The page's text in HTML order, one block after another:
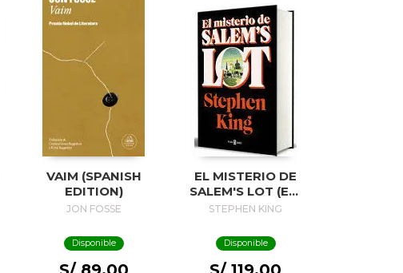
VAIM (SPANISH
EDITION)
JON FOSSE
Disponible
EL MISTERIO DE
SALEM'S LOT (ED.
50 ANIVERSARIO) /
STEPHEN KING
Disponible